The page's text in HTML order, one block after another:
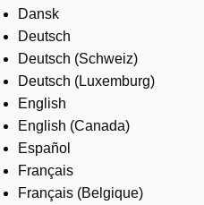
Services
About us
Where to buy
Contact us
Careers
Dansk
Deutsch
Deutsch (Schweiz)
Deutsch (Luxemburg)
English
English (Canada)
Español
Français
Français (Belgique)